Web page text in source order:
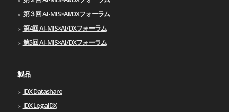
第３回 AI-MIS×AI/DXフォーラム
第4回 AI-MIS×AI/DXフォーラム
第5回 AI-MIS×AI/DXフォーラム
製品
IDX Datashare
IDX LegalDX